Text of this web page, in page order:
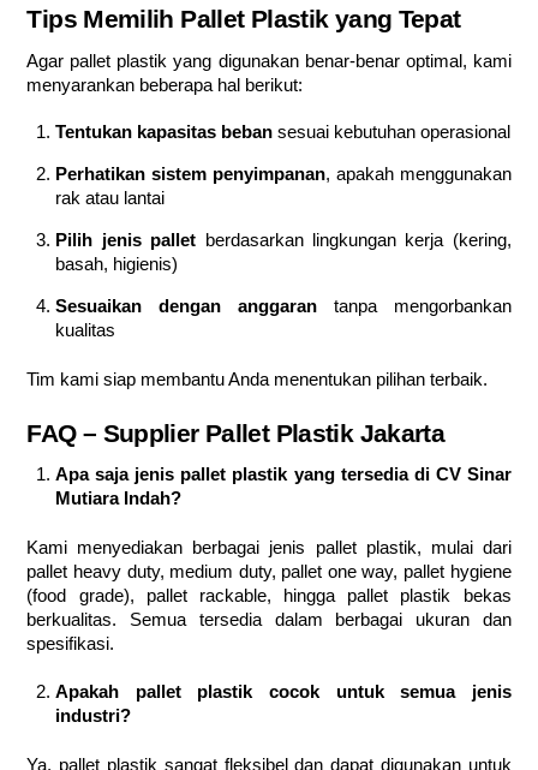
Tips Memilih Pallet Plastik yang Tepat
Agar pallet plastik yang digunakan benar-benar optimal, kami
menyarankan beberapa hal berikut:
Tentukan kapasitas beban sesuai kebutuhan operasional
Perhatikan sistem penyimpanan, apakah menggunakan
rak atau lantai
Pilih jenis pallet berdasarkan lingkungan kerja (kering,
basah, higienis)
Sesuaikan dengan anggaran tanpa mengorbankan
kualitas
Tim kami siap membantu Anda menentukan pilihan terbaik.
FAQ – Supplier Pallet Plastik Jakarta
Apa saja jenis pallet plastik yang tersedia di CV Sinar
Mutiara Indah?
Kami menyediakan berbagai jenis pallet plastik, mulai dari
pallet heavy duty, medium duty, pallet one way, pallet hygiene
(food grade), pallet rackable, hingga pallet plastik bekas
berkualitas. Semua tersedia dalam berbagai ukuran dan
spesifikasi.
Apakah pallet plastik cocok untuk semua jenis
industri?
Ya, pallet plastik sangat fleksibel dan dapat digunakan untuk